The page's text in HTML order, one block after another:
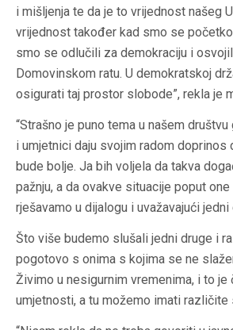
i mišljenja te da je to vrijednost našeg
vrijednost također kad smo se
smo se odlučili za demokraciju i
Domovinskom ratu. U demokratskoj
osigurati taj prostor slobode”, rekla je
“Strašno je puno tema u našem
i umjetnici daju svojim radom doprinos
bude bolje. Ja bih voljela da takva
pažnju, a da ovakve situacije poput one
rješavamo u dijalogu i uvažavajući jedni
Što više budemo slušali jedni druge i
pogotovo s onima s kojima se ne
Živimo u nesigurnim vremenima, i to je
umjetnosti, a tu možemo imati različite